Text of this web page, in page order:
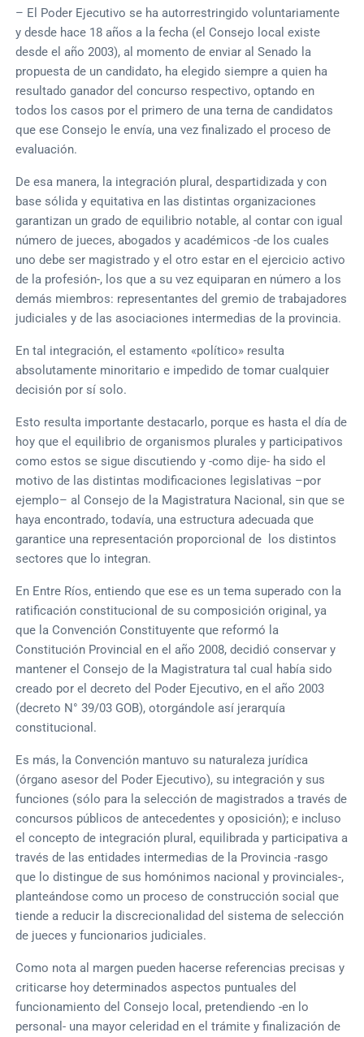
– El Poder Ejecutivo se ha autorrestringido voluntariamente
y desde hace 18 años a la fecha (el Consejo local existe
desde el año 2003), al momento de enviar al Senado la
propuesta de un candidato, ha elegido siempre a quien ha
resultado ganador del concurso respectivo, optando en
todos los casos por el primero de una terna de candidatos
que ese Consejo le envía, una vez finalizado el proceso de
evaluación.
De esa manera, la integración plural, despartidizada y con
base sólida y equitativa en las distintas organizaciones
garantizan un grado de equilibrio notable, al contar con igual
número de jueces, abogados y académicos -de los cuales
uno debe ser magistrado y el otro estar en el ejercicio activo
de la profesión-, los que a su vez equiparan en número a los
demás miembros: representantes del gremio de trabajadores
judiciales y de las asociaciones intermedias de la provincia.
En tal integración, el estamento «político» resulta
absolutamente minoritario e impedido de tomar cualquier
decisión por sí solo.
Esto resulta importante destacarlo, porque es hasta el día de
hoy que el equilibrio de organismos plurales y participativos
como estos se sigue discutiendo y -como dije- ha sido el
motivo de las distintas modificaciones legislativas –por
ejemplo– al Consejo de la Magistratura Nacional, sin que se
haya encontrado, todavía, una estructura adecuada que
garantice una representación proporcional de los distintos
sectores que lo integran.
En Entre Ríos, entiendo que ese es un tema superado con la
ratificación constitucional de su composición original, ya
que la Convención Constituyente que reformó la
Constitución Provincial en el año 2008, decidió conservar y
mantener el Consejo de la Magistratura tal cual había sido
creado por el decreto del Poder Ejecutivo, en el año 2003
(decreto N° 39/03 GOB), otorgándole así jerarquía
constitucional.
Es más, la Convención mantuvo su naturaleza jurídica
(órgano asesor del Poder Ejecutivo), su integración y sus
funciones (sólo para la selección de magistrados a través de
concursos públicos de antecedentes y oposición); e incluso
el concepto de integración plural, equilibrada y participativa a
través de las entidades intermedias de la Provincia -rasgo
que lo distingue de sus homónimos nacional y provinciales-,
planteándose como un proceso de construcción social que
tiende a reducir la discrecionalidad del sistema de selección
de jueces y funcionarios judiciales.
Como nota al margen pueden hacerse referencias precisas y
criticarse hoy determinados aspectos puntuales del
funcionamiento del Consejo local, pretendiendo -en lo
personal- una mayor celeridad en el trámite y finalización de